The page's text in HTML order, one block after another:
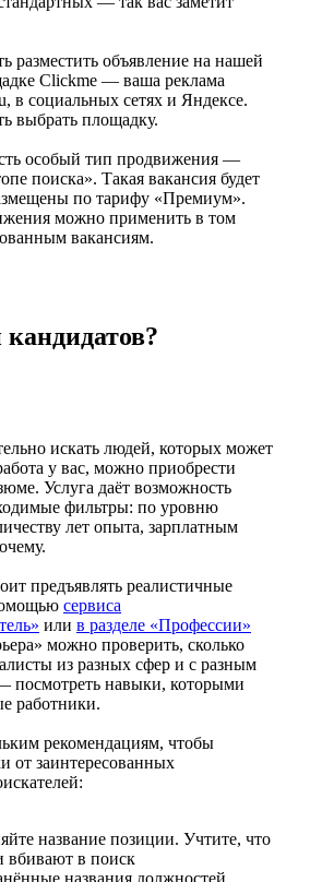
разместить объявление на нашей
Clickme — ваша реклама
в социальных сетях и Яндексе.
выбрать площадку.
особый тип продвижения —
поиска». Такая вакансия будет
по тарифу «Премиум».
можно применить в том
вакансиям.
искать людей, которых может
у вас, можно приобрести
Услуга даёт возможность
фильтры: по уровню
лет опыта, зарплатным
предъявлять реалистичные
сервиса
или в разделе «Профессии»
можно проверить, сколько
из разных сфер и с разным
навыки, которыми
работники.
рекомендациям, чтобы
от заинтересованных
название позиции. Учтите, что
вбивают в поиск
названия должностей,